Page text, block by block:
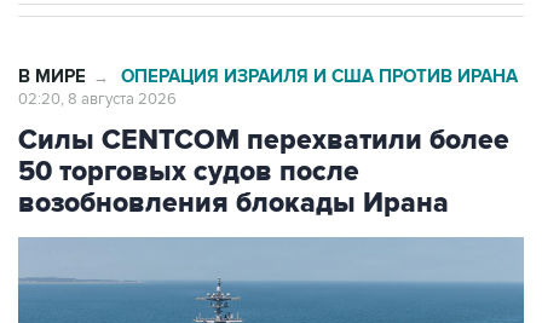
Силы CENTCOM перехватили более
50 торговых судов после
возобновления блокады Ирана